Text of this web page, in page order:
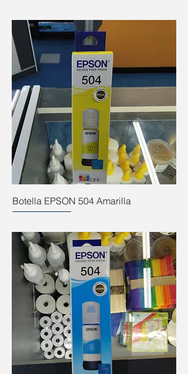
Botella EPSON 504 Amarilla